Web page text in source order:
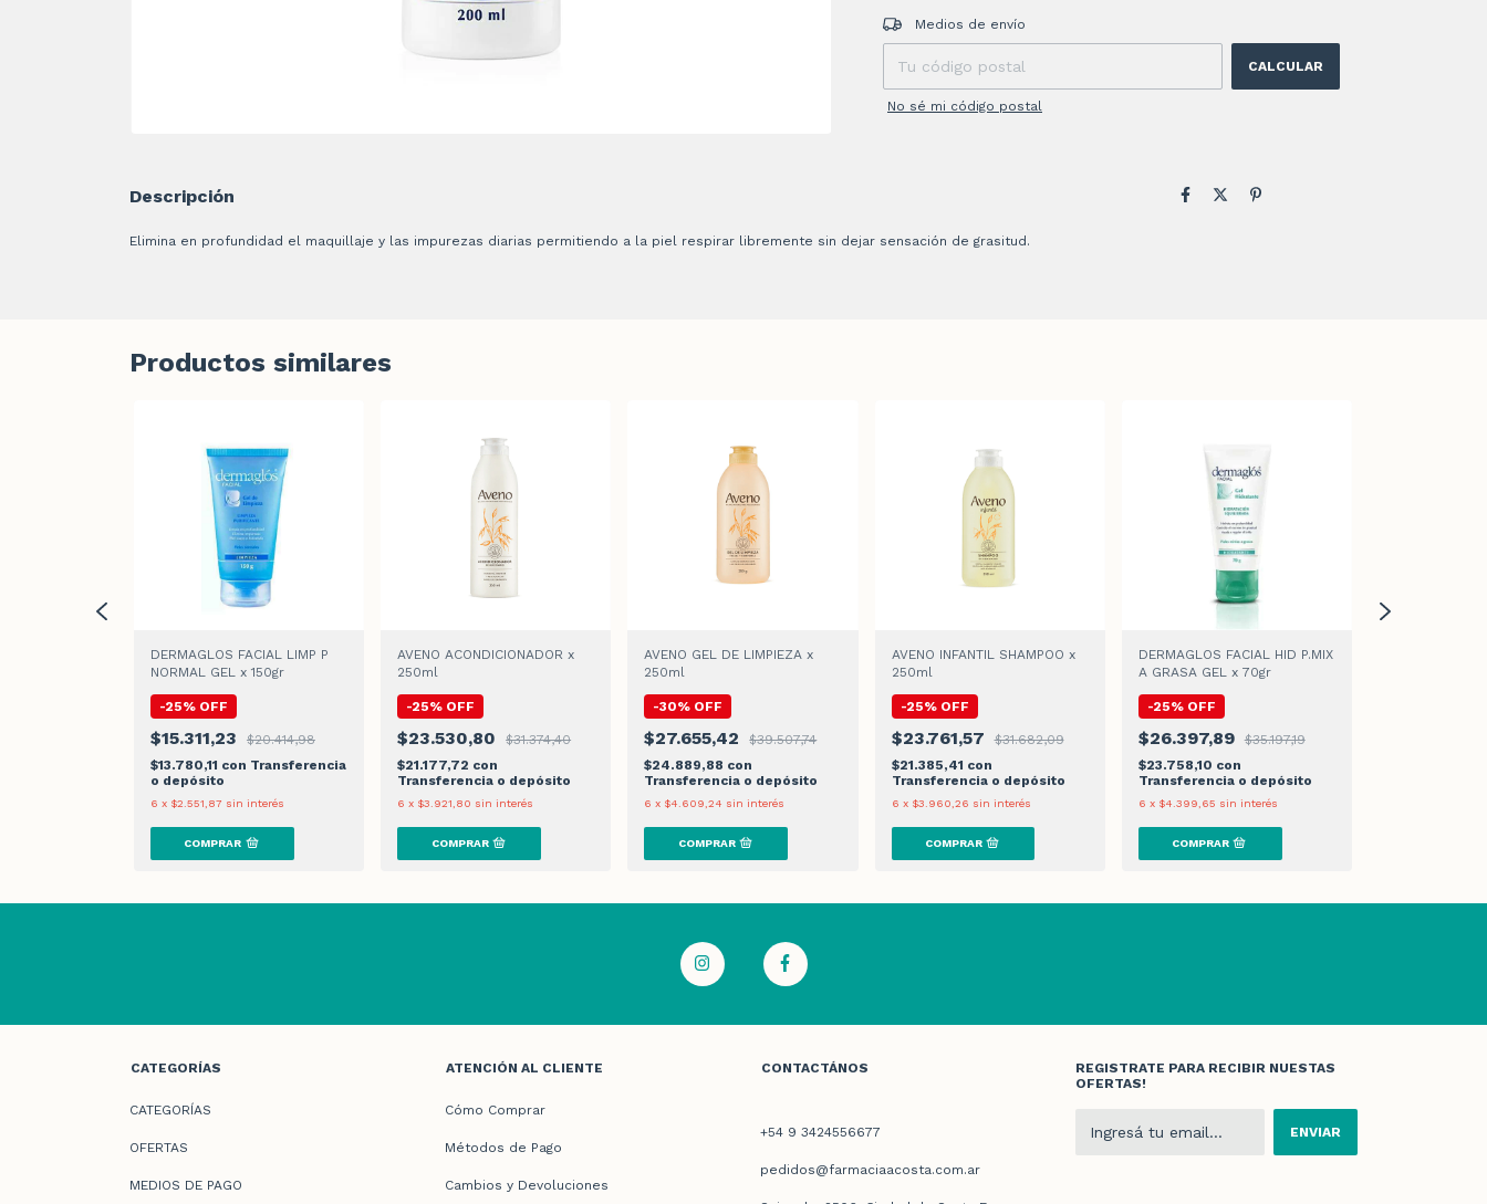
Entregas para el CP:
Medios de envío
CALCULAR
No sé mi código postal
Descripción
Elimina en profundidad el maquillaje y las impurezas diarias permitiendo a la piel respirar libremente sin dejar sensación de grasitud.
Productos similares
DERMAGLOS FACIAL LIMP P
NORMAL GEL x 150gr
-25% OFF
$15.311,23
$20.414,98
$13.780,11 con Transferencia
o depósito
6 x $2.551,87 sin interés
AVENO ACONDICIONADOR x
250ml
-25% OFF
$23.530,80
$31.374,40
$21.177,72 con
Transferencia o depósito
6 x $3.921,80 sin interés
AVENO GEL DE LIMPIEZA x
250ml
-30% OFF
$27.655,42
$39.507,74
$24.889,88 con
Transferencia o depósito
6 x $4.609,24 sin interés
AVENO INFANTIL SHAMPOO x
250ml
-25% OFF
$23.761,57
$31.682,09
$21.385,41 con
Transferencia o depósito
6 x $3.960,26 sin interés
DERMAGLOS FACIAL HID P.MIX
A GRASA GEL x 70gr
-25% OFF
$26.397,89
$35.197,19
$23.758,10 con
Transferencia o depósito
6 x $4.399,65 sin interés
CATEGORÍAS
CATEGORÍAS
OFERTAS
MEDIOS DE PAGO
ATENCIÓN AL CLIENTE
Cómo Comprar
Métodos de Pago
Cambios y Devoluciones
CONTACTÁNOS
+54 9 3424556677
pedidos@farmaciaacosta.com.ar
REGISTRATE PARA RECIBIR NUESTAS
OFERTAS!